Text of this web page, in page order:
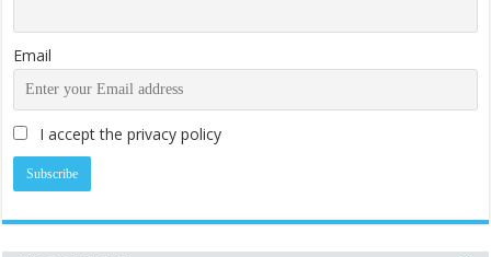
Email
I accept the privacy policy